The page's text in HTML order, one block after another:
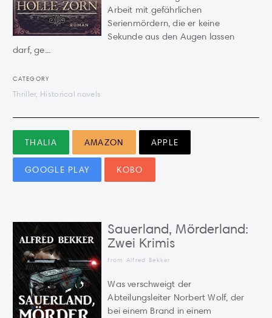
Arbeit mit gefährlichen
Serienmördern, die er keine
Sekunde aus den Augen lassen
darf, ge...
CATEGORY
Thriller, Historical novels
THALIA AMAZON APPLE
GOOGLE PLAY KOBO
Sauerland, Mörderland:
Zwei Krimis
from Alfred Bekker
Was verschweigt der
Abteilungsleiter Norbert Wolf, der
bei einem Brand in einem